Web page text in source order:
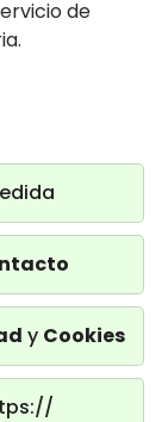
de
y Cookies